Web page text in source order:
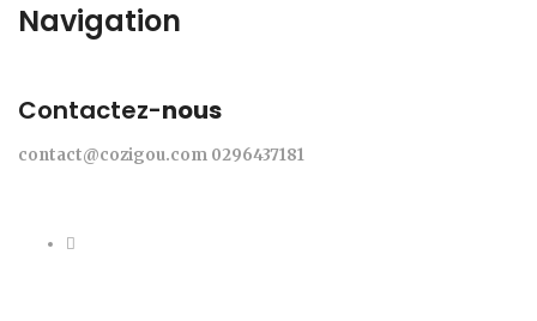
Navigation
Contactez-nous
contact@cozigou.com 0296437181